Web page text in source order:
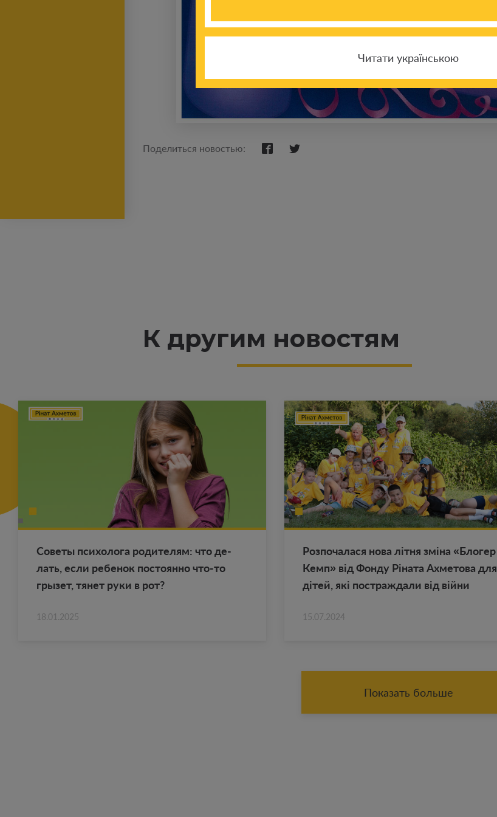
Поделиться новостью:
К другим новостям
Со­ве­ты пси­хо­ло­га ро­ди­те­лям: что де­
лать, если ре­бе­нок по­сто­ян­но что-то
гры­зет, тянет руки в рот?
18.01.2025
Роз­по­ча­ла­ся нова літня зміна «Бло­гер
Кемп» від Фонду Ріната Ах­ме­то­ва для
дітей, які по­ст­раж­да­ли від війни
15.07.2024
Показать больше
Читати українською